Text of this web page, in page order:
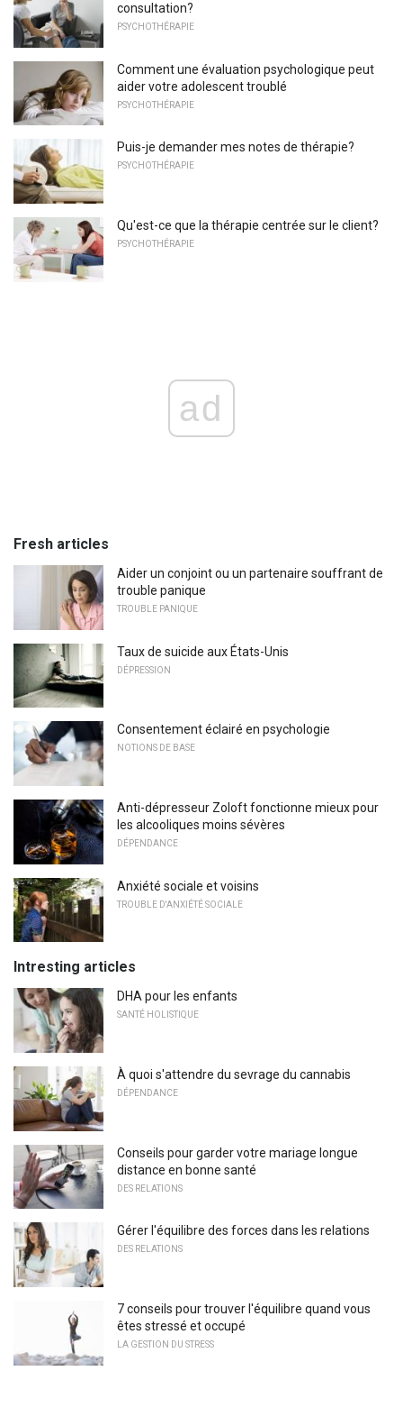
consultation?
PSYCHOTHÉRAPIE
Comment une évaluation psychologique peut
aider votre adolescent troublé
PSYCHOTHÉRAPIE
Puis-je demander mes notes de thérapie?
PSYCHOTHÉRAPIE
Qu'est-ce que la thérapie centrée sur le client?
PSYCHOTHÉRAPIE
ad
Fresh articles
Aider un conjoint ou un partenaire souffrant de
trouble panique
TROUBLE PANIQUE
Taux de suicide aux États-Unis
DÉPRESSION
Consentement éclairé en psychologie
NOTIONS DE BASE
Anti-dépresseur Zoloft fonctionne mieux pour
les alcooliques moins sévères
DÉPENDANCE
Anxiété sociale et voisins
TROUBLE D'ANXIÉTÉ SOCIALE
Intresting articles
DHA pour les enfants
SANTÉ HOLISTIQUE
À quoi s'attendre du sevrage du cannabis
DÉPENDANCE
Conseils pour garder votre mariage longue
distance en bonne santé
DES RELATIONS
Gérer l'équilibre des forces dans les relations
DES RELATIONS
7 conseils pour trouver l'équilibre quand vous
êtes stressé et occupé
LA GESTION DU STRESS